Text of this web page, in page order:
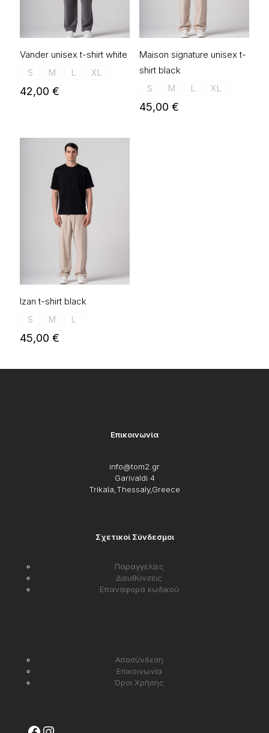
Vander unisex t-shirt white
S M L XL
42,00 €
Maison signature unisex t-
shirt black
S M L XL
45,00 €
Izan t-shirt black
S M L
45,00 €
Επικοινωνία
info@tom2.gr
Garivaldi 4
Trikala,Thessaly,Greece
Σχετικοί Σύνδεσμοι
Παραγγελίες
Διευθύνσεις
Επαναφορά κωδικού
Αποσύνδεση
Επικοινωνία
Όροι Χρήσης